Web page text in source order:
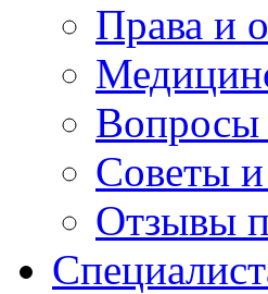
Права и
Вопросы
Советы
Отзывы